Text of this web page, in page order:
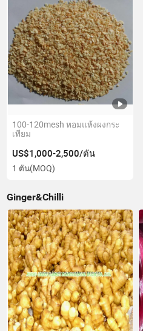
100-120mesh หอมแห้งผงกระ
เทียม
US$1,000-2,500/ตัน
1 ตัน(MOQ)
Ginger&Chilli